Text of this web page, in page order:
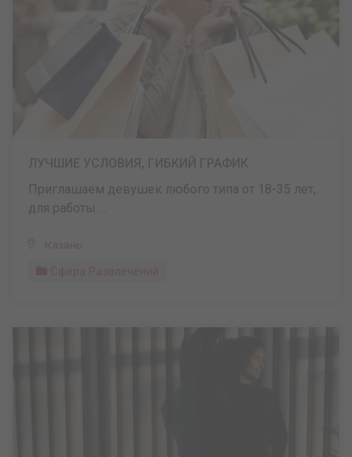
Приглашаем девушек любого типа от 18-35 лет,
для работы ...
Казань
Сфера Развлечений